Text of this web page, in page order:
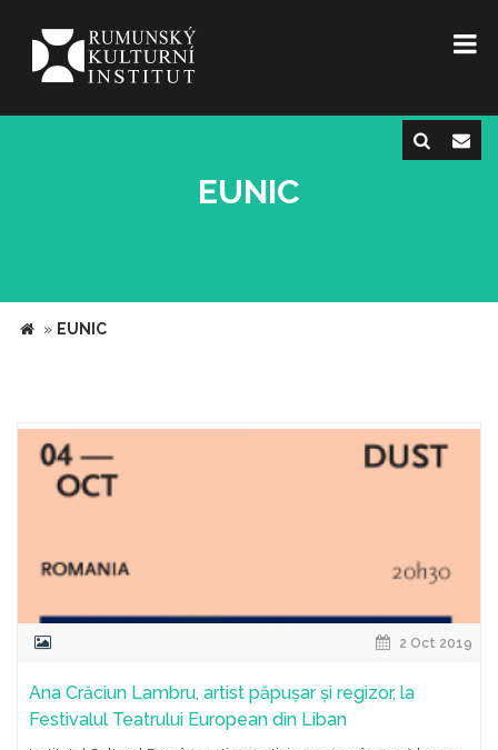
EUNIC
» EUNIC
2 Oct 2019
Ana Crăciun Lambru, artist păpușar și regizor, la
Festivalul Teatrului European din Liban